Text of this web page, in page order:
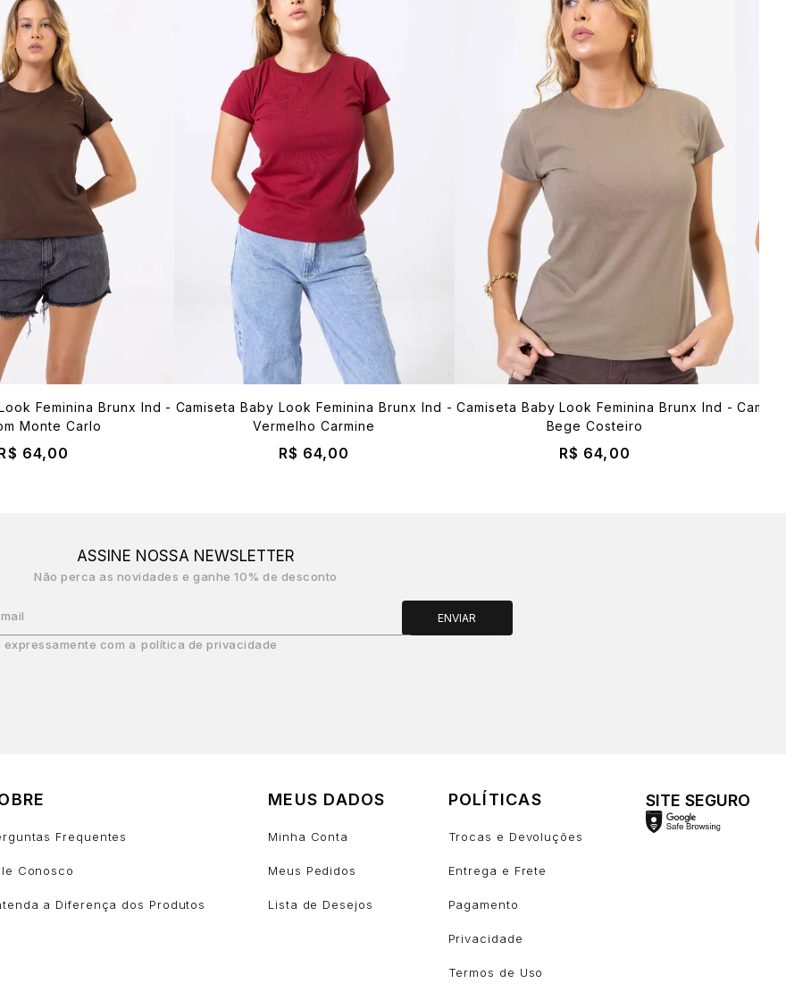
Feminina Brunx Ind -
Monte Carlo
64,00
Camiseta Baby Look Feminina Brunx Ind -
Vermelho Carmine
R$ 64,00
Camiseta Baby Look Feminina Brunx Ind -
Bege Costeiro
R$ 64,00
ASSINE NOSSA NEWSLETTER
Não perca as novidades e ganhe 10% de desconto
ENVIAR
com a política de privacidade
Frequentes
Conosco
a Diferença dos Produtos
MEUS DADOS
Minha Conta
Meus Pedidos
Lista de Desejos
POLÍTICAS
Trocas e Devoluções
Entrega e Frete
Pagamento
Privacidade
Termos de Uso
SITE SEGURO